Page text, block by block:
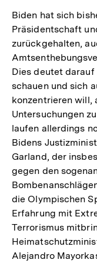
Biden hat sich
Präsidentschaft
zurückgehalten,
Dies deutet darauf
schauen und sich
konzentrieren will,
Untersuchungen
laufen allerdings
Bidens
Garland, der
gegen den
die Olympischen
Erfahrung mit
Terrorismus
Alejandro